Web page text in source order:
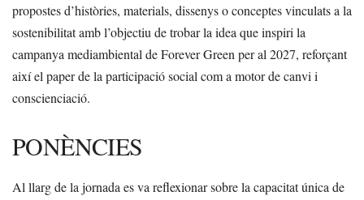
propostes d’històries, materials, dissenys o conceptes vinculats a la
sostenibilitat amb l’objectiu de trobar la idea que inspiri la
campanya mediambiental de Forever Green per al 2027, reforçant
així el paper de la participació social com a motor de canvi i
conscienciació.
PONÈNCIES
Al llarg de la jornada es va reflexionar sobre la capacitat única de